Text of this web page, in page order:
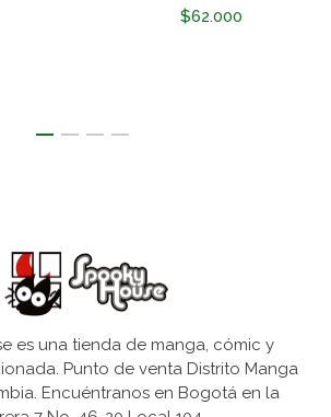
$62.000
es una tienda de manga, cómic y
Punto de venta Distrito Manga
Encuéntranos en Bogotá en la